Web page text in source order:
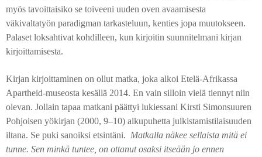
myös tavoittaisiko se toiveeni uuden oven avaamisesta
väkivaltatyön paradigman tarkasteluun, kenties jopa muutokseen.
Palaset loksahtivat kohdilleen, kun kirjoitin suunnitelmani kirjan
kirjoittamisesta.
Kirjan kirjoittaminen on ollut matka, joka alkoi Etelä-Afrikassa
Apartheid-museosta kesällä 2014. En vain silloin vielä tiennyt niin
olevan. Jollain tapaa matkani päättyi lukiessani Kirsti Simonsuuren
Pohjoisen yökirjan (2000, 9–10) alkupuhetta julkistamistilaisuuden
iltana. Se puki sanoiksi etsintäni. Matkalla näkee sellaista mitä ei
tunne. Sen minkä tuntee, on ottanut osaksi itseään jo ennen